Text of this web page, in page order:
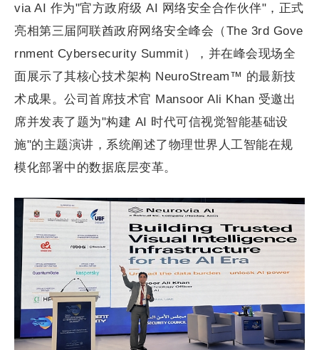
via AI 作为"官方政府级 AI 网络安全合作伙伴"，正式
亮相第三届阿联酋政府网络安全峰会（The 3rd Gove
rnment Cybersecurity Summit），并在峰会现场全
面展示了其核心技术架构 NeuroStream™ 的最新技
术成果。公司首席技术官 Mansoor Ali Khan 受邀出
席并发表了题为"构建 AI 时代可信视觉智能基础设
施"的主题演讲，系统阐述了物理世界人工智能在规
模化部署中的数据底层变革。